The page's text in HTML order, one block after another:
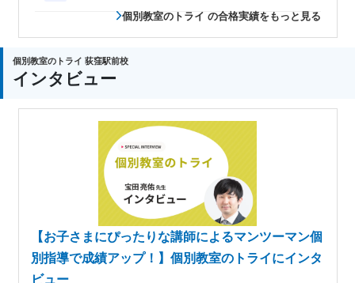
個別教室のトライ の合格実績をもっと見る
個別教室のトライ 荻窪駅前校
インタビュー
【お子さまにぴったりな講師によるマンツーマン個
別指導で成績アップ！】個別教室のトライにインタ
ビュー